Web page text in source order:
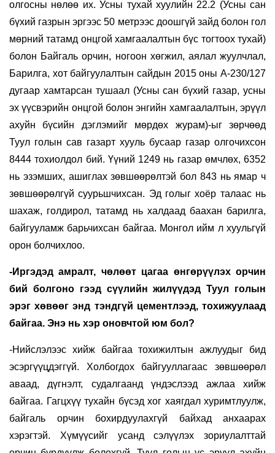
олгосны нөлөө их. Усны тухай хуулийн 22.2 (Усны сан
бүхий газрын эргээс 50 метрээс доошгүй зайд болон гол
мөрний татамд онцгой хамгаалалтын бүс тогтоох тухай)
болон Байгаль орчин, ногоон хөгжил, аялал жуулчлал,
Барилга, хот байгуулалтын сайдын 2015 оны А-230/127
дугаар хамтарсан тушаал (Усны сан бүхий газар, усны
эх үүсвэрийн онцгой болон энгийн хамгаалалтын, эрүүл
ахуйн бүсийн дэглэмийг мөрдөх журам)-ыг зөрчөөд
Туул голын сав газарт хууль бусаар газар олгочихсон
8444 тохиолдол бий. Үүний 1249 нь газар өмчлөх, 6352
нь эзэмших, ашиглах зөвшөөрөлтэй бол 843 нь ямар ч
зөвшөөрөлгүй суурьшчихсан. Эд голыг хоёр талаас нь
шахаж, голдирол, татамд нь халдаад баахан барилга,
байгууламж барьчихсан байгаа. Монгол ийм л хуульгүй
орон болчихлоо.
-Иргэдэд амралт, чөлөөт цагаа өнгөрүүлэх орчин
бий болгоно гээд сүүлийн жилүүдэд Туул голын
эрэг хөвөөг энд тэндгүй цементлээд, тохижуулаад
байгаа. Энэ нь хэр оновчтой юм бол?
-Нийслэлээс хийж байгаа тохижилтын ажлуудыг бид
эсэргүүцдэггүй. Холбогдох байгууллагаас зөвшөөрөл
аваад, дүгнэлт, судалгаанд үндэслээд ажлаа хийж
байгаа. Гагцхүү тухайн бүсэд хог хаягдал хуримтлуулж,
байгаль орчин бохирдуулахгүй байхад анхаарах
хэрэгтэй. Хүмүүсийг усанд сэлүүлэх зориулалттай